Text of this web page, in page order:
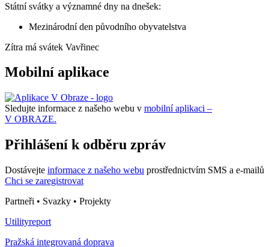
Státní svátky a významné dny na dnešek:
Mezinárodní den původního obyvatelstva
Zítra má svátek Vavřinec
Mobilní aplikace
Sledujte informace z našeho webu v mobilní aplikaci –
V OBRAZE.
Přihlášení k odběru zpráv
Dostávejte informace z našeho webu prostřednictvím SMS a e-mailů
Chci se zaregistrovat
Partneři • Svazky • Projekty
Utilityreport
Pražská integrovaná doprava